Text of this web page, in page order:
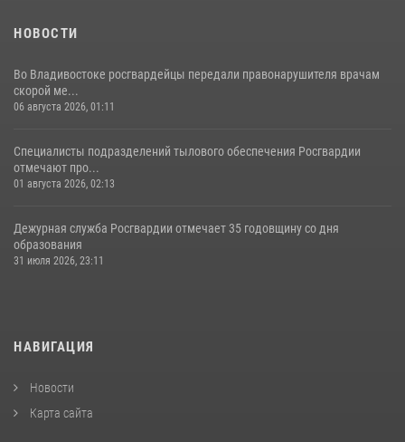
НОВОСТИ
Во Владивостоке росгвардейцы передали правонарушителя врачам
скорой ме...
06 августа 2026, 01:11
Специалисты подразделений тылового обеспечения Росгвардии
отмечают про...
01 августа 2026, 02:13
Дежурная служба Росгвардии отмечает 35 годовщину со дня
образования
31 июля 2026, 23:11
НАВИГАЦИЯ
Новости
Карта сайта